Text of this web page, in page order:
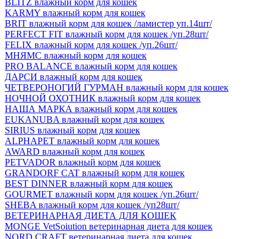
BLITZ влажный корм для кошек
KARMY влажный корм для кошек
BRIT влажный корм для кошек /ламистер уп.14шт/
PERFECT FIT влажный корм для кошек /уп.28шт/
FELIX влажный корм для кошек /уп.26шт/
МНЯМС влажный корм для кошек
PRO BALANCE влажный корм для кошек
ДАРСИ влажный корм для кошек
ЧЕТВЕРОНОГИЙ ГУРМАН влажный корм для кошек
НОЧНОЙ ОХОТНИК влажный корм для кошек
НАША МАРКА влажный корм для кошек
EUKANUBA влажный корм для кошек
SIRIUS влажный корм для кошек
ALPHAPET влажный корм для кошек
AWARD влажный корм для кошек
PETVADOR влажный корм для кошек
GRANDORF CAT влажный корм для кошек
BEST DINNER влажный корм для кошек
GOURMET влажный корм для кошек /уп.26шт/
SHEBA влажный корм для кошек /уп28шт/
ВЕТЕРИНАРНАЯ ДИЕТА ДЛЯ КОШЕК
MONGE VetSoiution ветеринарная диета для кошек
NORD CRAFT ветеринарная диета для кошек